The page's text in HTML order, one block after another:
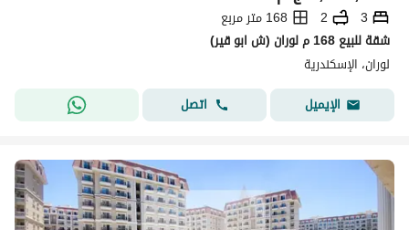
3
2
168 متر مربع
شقة للبيع 168 م لوران (ش ابو قير)
لوران، الإسكندرية
الإيميل
اتصل